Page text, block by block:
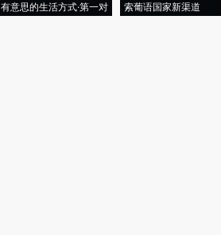
有意思的生活方式·第一对
索葡语国家新渠道